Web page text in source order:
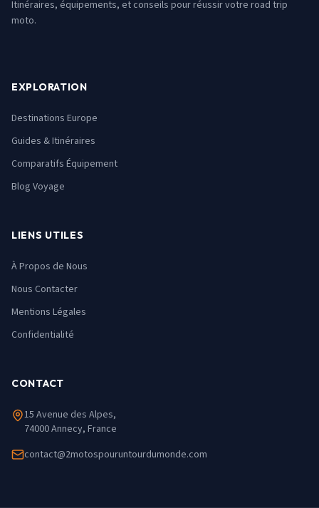
Itinéraires, équipements, et conseils pour réussir votre road trip
moto.
EXPLORATION
Destinations Europe
Guides & Itinéraires
Comparatifs Équipement
Blog Voyage
LIENS UTILES
À Propos de Nous
Nous Contacter
Mentions Légales
Confidentialité
CONTACT
15 Avenue des Alpes,
74000 Annecy, France
contact@2motospouruntourdumonde.com